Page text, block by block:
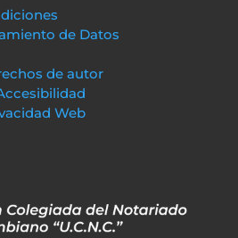
de Datos
de autor
Web